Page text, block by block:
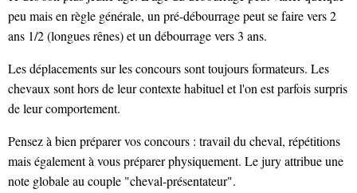
peu mais en règle générale, un pré-débourrage peut se faire vers 2
ans 1/2 (longues rênes) et un débourrage vers 3 ans.
Les déplacements sur les concours sont toujours formateurs. Les
chevaux sont hors de leur contexte habituel et l'on est parfois surpris
de leur comportement.
Pensez à bien préparer vos concours : travail du cheval, répétitions
mais également à vous préparer physiquement. Le jury attribue une
note globale au couple "cheval-présentateur".